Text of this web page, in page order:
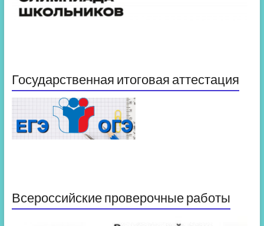
Государственная итоговая аттестация
Всероссийские проверочные работы